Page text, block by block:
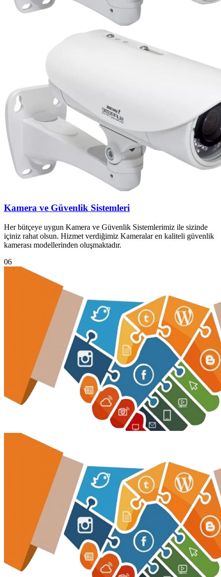
Kamera ve Güvenlik Sistemleri
Her bütçeye uygun Kamera ve Güvenlik Sistemlerimiz ile sizinde
içiniz rahat olsun. Hizmet verdiğimiz Kameralar en kaliteli güvenlik
kamerası modellerinden oluşmaktadır.
06